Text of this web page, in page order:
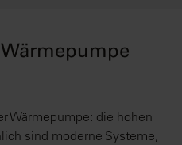
Wärmepumpe: die hohen
sind moderne Systeme,